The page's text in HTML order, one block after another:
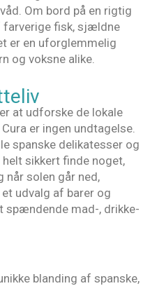
Om bord på en rigtig
farverige fisk, sjældne
er en uforglemmelig
og voksne alike.
at udforske de lokale
er ingen undtagelse.
spanske delikatesser og
sikkert finde noget,
når solen går ned,
udvalg af barer og
spændende mad-, drikke-
blanding af spanske,